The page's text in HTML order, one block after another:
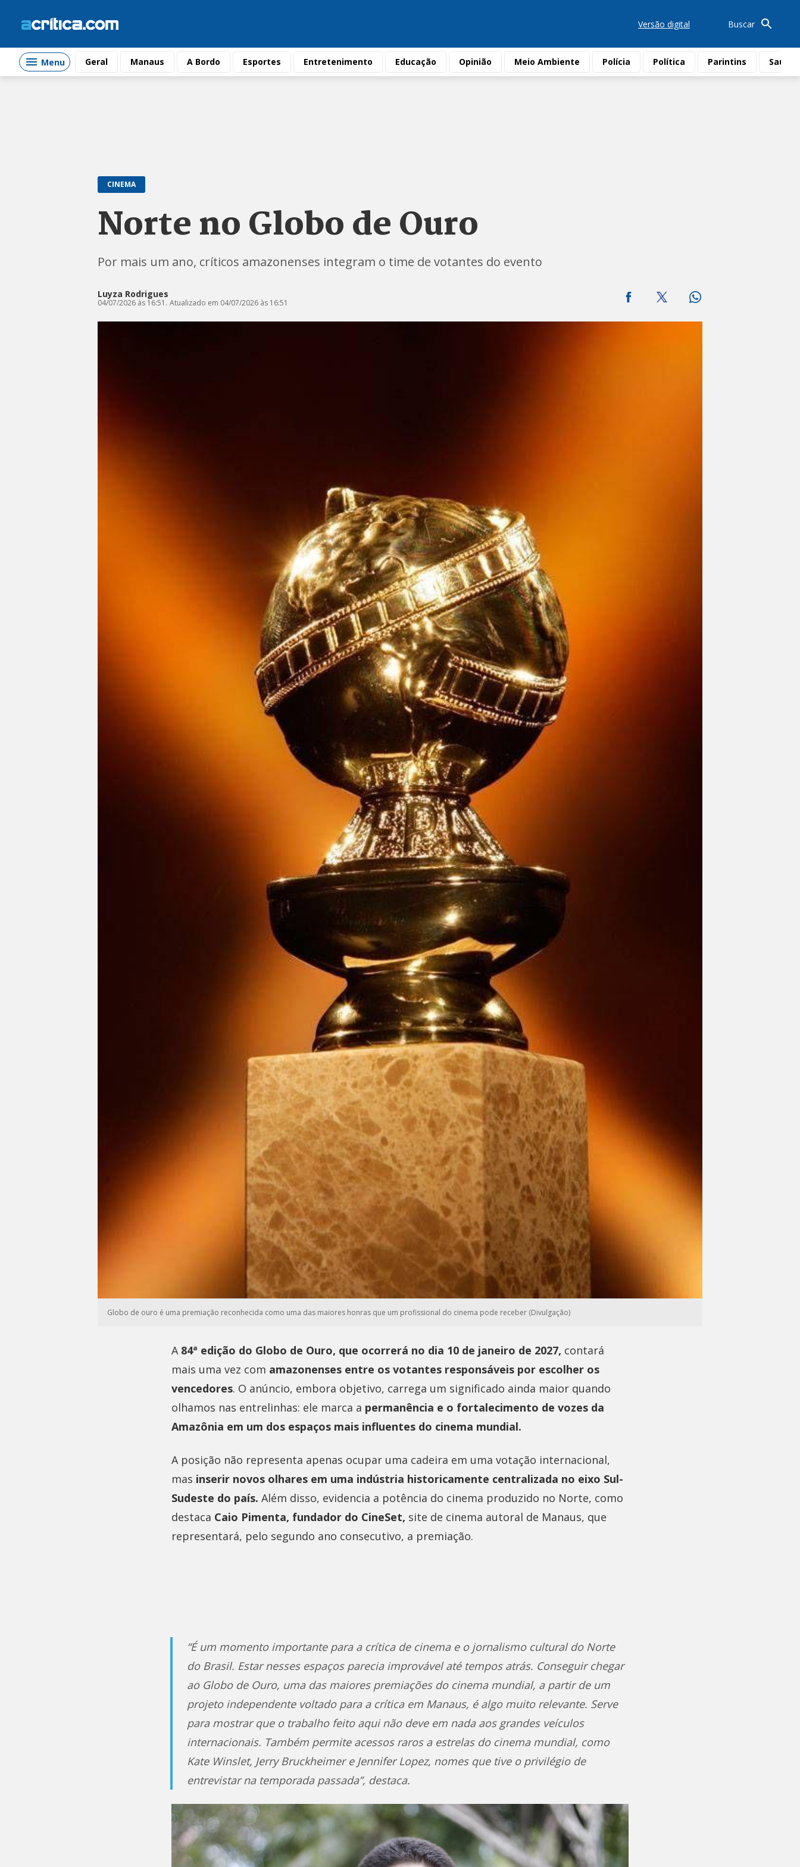
Versão digital Buscar
Menu Geral Manaus A Bordo Esportes Entretenimento Educação Opinião Meio Ambiente Polícia Política Parintins Saúde
CINEMA
Norte no Globo de Ouro
Por mais um ano, críticos amazonenses integram o time de votantes do evento
Luyza Rodrigues
04/07/2026 às 16:51. Atualizado em 04/07/2026 às 16:51
Globo de ouro é uma premiação reconhecida como uma das maiores honras que um profissional do cinema pode receber (Divulgação)
A84ª edição do Globo de Ouro, que ocorrerá no dia 10 de janeiro de 2027, contará
mais uma vez com amazonenses entre os votantes responsáveis por escolher os
vencedores. O anúncio, embora objetivo, carrega um significado ainda maior quando
olhamos nas entrelinhas: ele marca a permanência e o fortalecimento de vozes da
Amazônia em um dos espaços mais influentes do cinema mundial.
A posição não representa apenas ocupar uma cadeira em uma votação internacional,
mas inserir novos olhares em uma indústria historicamente centralizada no eixo Sul-
Sudeste do país. Além disso, evidencia a potência do cinema produzido no Norte, como
destaca Caio Pimenta, fundador do CineSet, site de cinema autoral de Manaus, que
representará, pelo segundo ano consecutivo, a premiação.
“É um momento importante para a crítica de cinema e o jornalismo cultural do Norte
do Brasil. Estar nesses espaços parecia improvável até tempos atrás. Conseguir chegar
ao Globo de Ouro, uma das maiores premiações do cinema mundial, a partir de um
projeto independente voltado para a crítica em Manaus, é algo muito relevante. Serve
para mostrar que o trabalho feito aqui não deve em nada aos grandes veículos
internacionais. Também permite acessos raros a estrelas do cinema mundial, como
Kate Winslet, Jerry Bruckheimer e Jennifer Lopez, nomes que tive o privilégio de
entrevistar na temporada passada”, destaca.